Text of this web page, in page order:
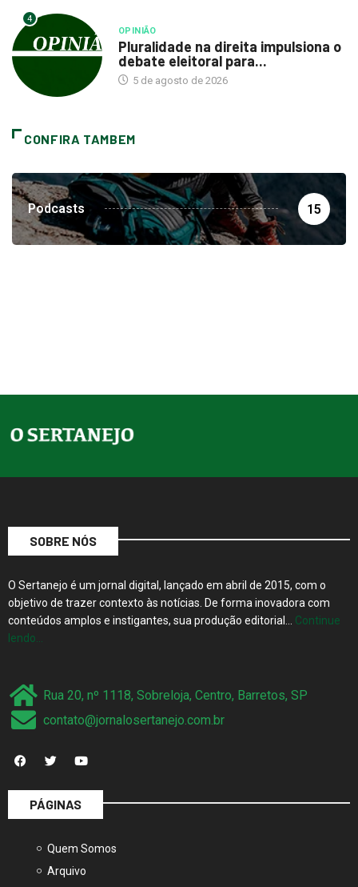
4
OPINIÃO
Pluralidade na direita impulsiona o
debate eleitoral para...
5 de agosto de 2026
CONFIRA TAMBEM
Podcasts 15
SOBRE NÓS
O Sertanejo é um jornal digital, lançado em abril de 2015, com o
objetivo de trazer contexto às notícias. De forma inovadora com
conteúdos amplos e instigantes, sua produção editorial… Continue
lendo…
Rua 20, nº 1118, Sobreloja, Centro, Barretos, SP
contato@jornalosertanejo.com.br
PÁGINAS
Quem Somos
Arquivo